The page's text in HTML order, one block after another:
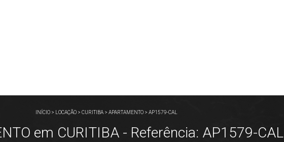
INÍCIO > LOCAÇÃO > CURITIBA > APARTAMENTO > AP1579-CAL
em CURITIBA - Referência: AP1579-CAL